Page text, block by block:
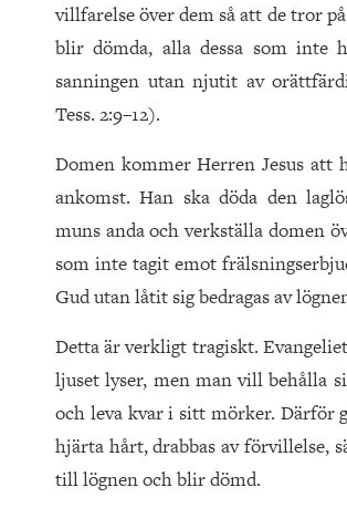
villfarelse över dem så att de tror
blir dömda, alla dessa som inte
sanningen utan njutit av
Tess. 2:9–12).
Domen kommer Herren Jesus att
ankomst. Han ska döda den
muns anda och verkställa domen
som inte tagit emot
Gud utan låtit sig bedragas av
Detta är verkligt tragiskt.
ljuset lyser, men man vill behålla
och leva kvar i sitt mörker. Därför
hjärta hårt, drabbas av förvillelse,
till lögnen och blir dömd.